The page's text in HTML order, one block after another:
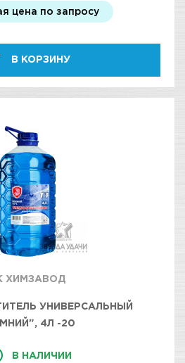
цена по запросу
В КОРЗИНУ
ХИМЗАВОД
УНИВЕРСАЛЬНЫЙ
4Л -20
В НАЛИЧИИ